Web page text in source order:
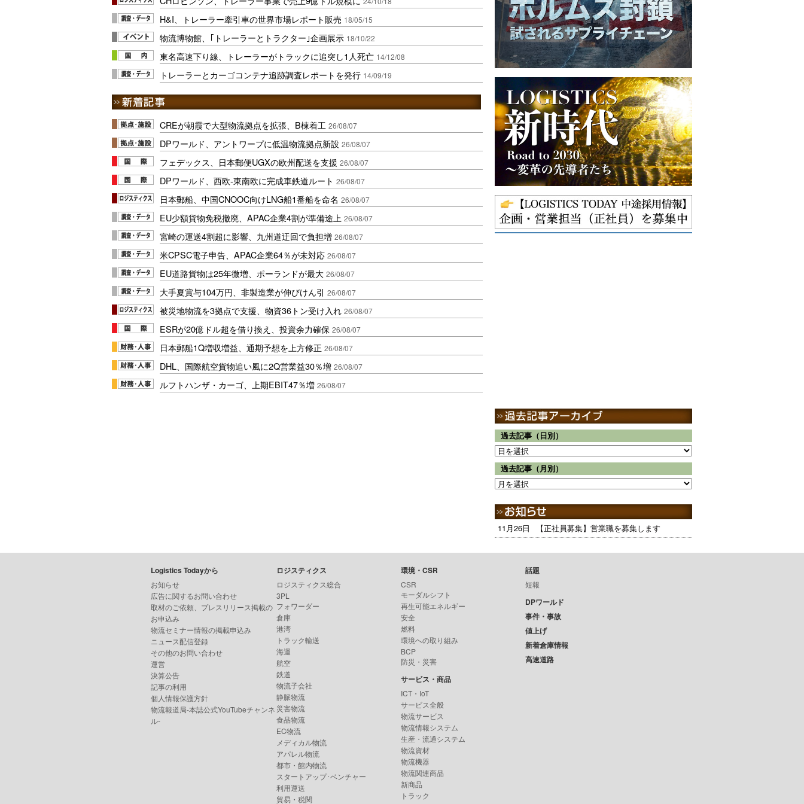
H&I、トレーラー牽引車の世界市場レポート販売 18/05/15
物流博物館、｢トレーラーとトラクター｣企画展示 18/10/22
東名高速下り線、トレーラーがトラックに追突し1人死亡 14/12/08
トレーラーとカーゴコンテナ追跡調査レポートを発行 14/09/19
CREが朝霞で大型物流拠点を拡張、B棟着工 26/08/07
DPワールド、アントワープに低温物流拠点新設 26/08/07
フェデックス、日本郵便UGXの欧州配送を支援 26/08/07
DPワールド、西欧-東南欧に完成車鉄道ルート 26/08/07
日本郵船、中国CNOOC向けLNG船1番船を命名 26/08/07
EU少額貨物免税撤廃、APAC企業4割が準備途上 26/08/07
宮崎の運送4割超に影響、九州道迂回で負担増 26/08/07
米CPSC電子申告、APAC企業64％が未対応 26/08/07
EU道路貨物は25年微増、ポーランドが最大 26/08/07
大手夏賞与104万円、非製造業が伸びけん引 26/08/07
被災地物流を3拠点で支援、物資36トン受け入れ 26/08/07
ESRが20億ドル超を借り換え、投資余力確保 26/08/07
日本郵船1Q増収増益、通期予想を上方修正 26/08/07
DHL、国際航空貨物追い風に2Q営業益30％増 26/08/07
ルフトハンザ・カーゴ、上期EBIT47％増 26/08/07
過去記事（日別）
過去記事（月別）
11月26日 【正社員募集】営業職を募集します
Logistics Todayから
お知らせ
広告に関するお問い合わせ
取材のご依頼、プレスリリース掲載の
お申込み
物流セミナー情報の掲載申込み
ニュース配信登録
その他のお問い合わせ
運営
決算公告
記事の利用
個人情報保護方針
物流報道局-本誌公式YouTubeチャンネ
ル-
ロジスティクス
ロジスティクス総合
3PL
フォワーダー
倉庫
港湾
トラック輸送
海運
航空
鉄道
物流子会社
静脈物流
災害物流
食品物流
EC物流
メディカル物流
アパレル物流
都市・館内物流
スタートアップ･ベンチャー
利用運送
貿易・税関
環境・CSR
CSR
モーダルシフト
再生可能エネルギー
安全
燃料
環境への取り組み
BCP
防災・災害
サービス・商品
ICT・IoT
サービス全般
物流サービス
物流情報システム
生産・流通システム
物流資材
物流機器
物流関連商品
新商品
トラック
話題
短報
DPワールド
事件・事故
値上げ
新着倉庫情報
高速道路